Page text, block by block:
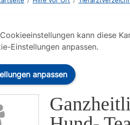
kann diese
Einstellungen anpassen.
anpassen